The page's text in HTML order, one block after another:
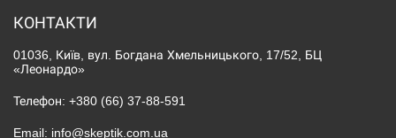
КОНТАКТИ
01036, Київ, вул. Богдана Хмельницького, 17/52, БЦ
«Леонардо»
Телефон: +380 (66) 37-88-591
Email: info@skeptik.com.ua